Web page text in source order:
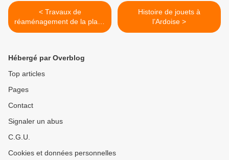
< Travaux de
réaménagement de la place
Saint-Philippe
Histoire de jouets à
l’Ardoise >
Hébergé par Overblog
Top articles
Pages
Contact
Signaler un abus
C.G.U.
Cookies et données personnelles